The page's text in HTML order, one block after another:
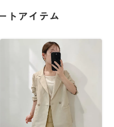
トアイテム